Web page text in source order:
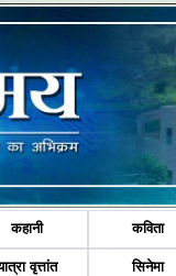
कहानी कविता
वृत्तांत सिनेमा